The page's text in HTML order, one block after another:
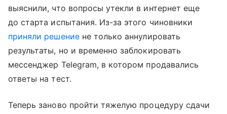
выяснили, что вопросы утекли в интернет еще
до старта испытания. Из-за этого чиновники
приняли решениене только аннулировать
результаты, но и временно заблокировать
мессенджер Telegram, в котором продавались
ответы на тест.
Теперь заново пройти тяжелую процедуру сдачи